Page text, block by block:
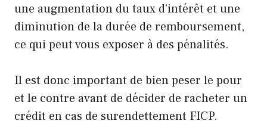
une augmentation du taux d’intérêt et une
diminution de la durée de remboursement,
ce qui peut vous exposer à des pénalités.
Il est donc important de bien peser le pour
et le contre avant de décider de racheter un
crédit en cas de surendettement FICP.